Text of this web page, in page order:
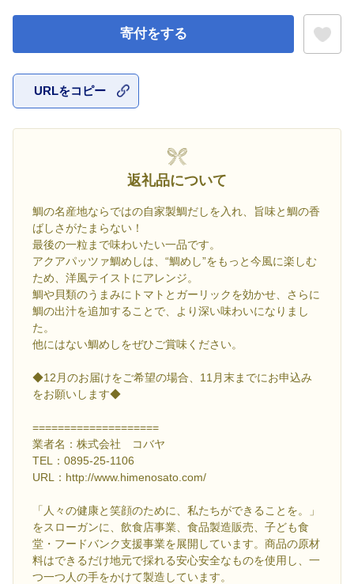
寄付をする
URLをコピー
返礼品について
鯛の名産地ならではの自家製鯛だしを入れ、旨味と鯛の香
ばしさがたまらない！
最後の一粒まで味わいたい一品です。
アクアパッツァ鯛めしは、“鯛めし”をもっと今風に楽しむ
ため、洋風テイストにアレンジ。
鯛や貝類のうまみにトマトとガーリックを効かせ、さらに
鯛の出汁を追加することで、より深い味わいになりまし
た。
他にはない鯛めしをぜひご賞味ください。
◆12月のお届けをご希望の場合、11月末までにお申込み
をお願いします◆
====================
業者名：株式会社 コバヤ
TEL：0895-25-1106
URL：http://www.himenosato.com/
「人々の健康と笑顔のために、私たちができることを。」
をスローガンに、飲食店事業、食品製造販売、子ども食
堂・フードバンク支援事業を展開しています。商品の原材
料はできるだけ地元で採れる安心安全なものを使用し、一
つ一つ人の手をかけて製造しています。